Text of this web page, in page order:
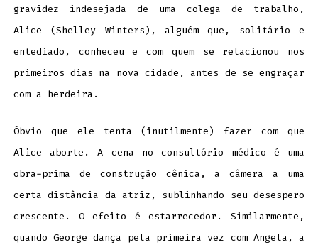
gravidez indesejada de uma colega de trabalho,
Alice (Shelley Winters), alguém que, solitário e
entediado, conheceu e com quem se relacionou nos
primeiros dias na nova cidade, antes de se engraçar
com a herdeira.
Óbvio que ele tenta (inutilmente) fazer com que
Alice aborte. A cena no consultório médico é uma
obra-prima de construção cênica, a câmera a uma
certa distância da atriz, sublinhando seu desespero
crescente. O efeito é estarrecedor. Similarmente,
quando George dança pela primeira vez com Angela, a